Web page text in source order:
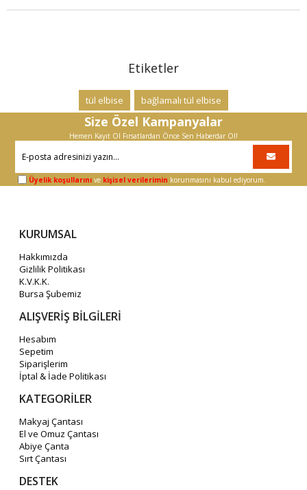
Etiketler
tül elbise bağlamalı tül elbise
Size Özel Kampanyalar
Hemen Kayıt Ol Fırsatlardan Önce Sen Haberdar Ol!
Üyelik koşullarını ve kişisel verilerimin korunmasını kabul ediyorum.
KURUMSAL
Hakkımızda
Gizlilik Politikası
K.V.K.K.
Bursa Şubemiz
ALIŞVERİŞ BİLGİLERİ
Hesabım
Sepetim
Siparişlerim
İptal & İade Politikası
KATEGORİLER
Makyaj Çantası
El ve Omuz Çantası
Abiye Çanta
Sırt Çantası
DESTEK